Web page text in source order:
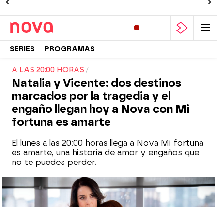
SERIES PROGRAMAS
A LAS 20:00 HORAS
Natalia y Vicente: dos destinos
marcados por la tragedia y el
engaño llegan hoy a Nova con Mi
fortuna es amarte
El lunes a las 20:00 horas llega a Nova Mi fortuna
es amarte, una historia de amor y engaños que
no te puedes perder.